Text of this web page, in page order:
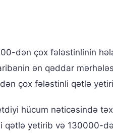
dən çox fələstinlinin
ən qəddar
çox fələstinli qətlə
etdiyi hücum nəticəsində
qətlə yetirib və 130000-